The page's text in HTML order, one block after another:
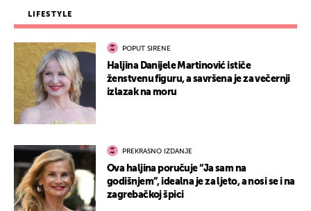
LIFESTYLE
POPUT SIRENE
Haljina Danijele Martinović ističe
ženstvenu figuru, a savršena je za večernji
izlazak na moru
PREKRASNO IZDANJE
Ova haljina poručuje “Ja sam na
godišnjem”, idealna je za ljeto, a nosi se i na
zagrebačkoj špici